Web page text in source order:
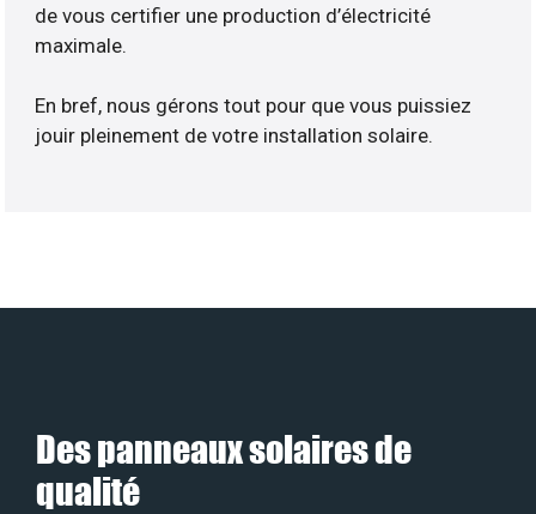
de vous certifier une production d’électricité
maximale.
En bref, nous gérons tout pour que vous puissiez
jouir pleinement de votre installation solaire.
Des panneaux solaires de
qualité